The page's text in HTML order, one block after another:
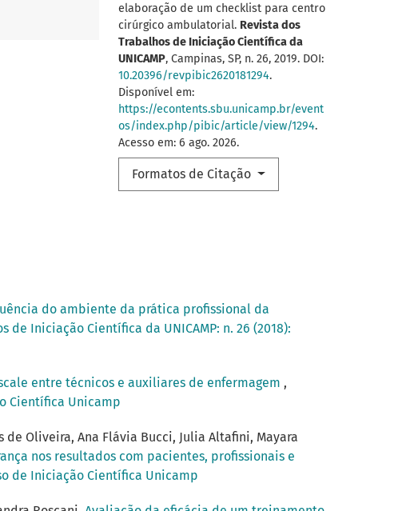
elaboração de um checklist para centro
cirúrgico ambulatorial. Revista dos
Trabalhos de Iniciação Científica da
UNICAMP, Campinas, SP, n. 26, 2019. DOI:
10.20396/revpibic2620181294.
Disponível em:
https://econtents.sbu.unicamp.br/event
os/index.php/pibic/article/view/1294.
Acesso em: 6 ago. 2026.
Formatos de Citação
do ambiente da prática profissional da
de Iniciação Científica da UNICAMP: n. 26 (2018):
entre técnicos e auxiliares de enfermagem ,
Científica Unicamp
Oliveira, Ana Flávia Bucci, Julia Altafini, Mayara
nos resultados com pacientes, profissionais e
de Iniciação Científica Unicamp